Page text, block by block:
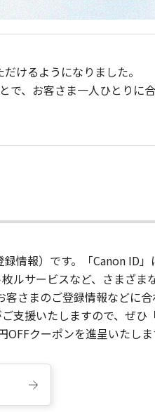
けるようになりました。
で、お客さま一人ひとりに
情報）です。「Canon ID
ルサービスなど、さまざま
さまのご登録情報などに
支援いたしますので、ぜひ
クーポンを進呈いたしま